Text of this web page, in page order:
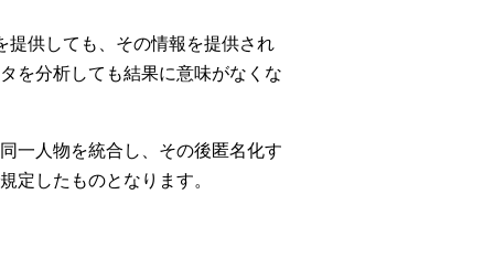
提供しても、その情報を提供され
を分析しても結果に意味がなくな
一人物を統合し、その後匿名化す
定したものとなります。